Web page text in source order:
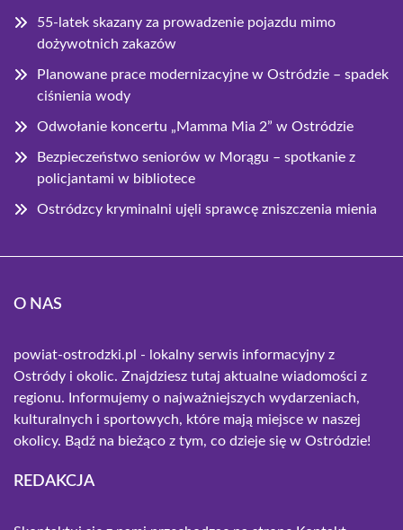
55-latek skazany za prowadzenie pojazdu mimo
dożywotnich zakazów
Planowane prace modernizacyjne w Ostródzie – spadek
ciśnienia wody
Odwołanie koncertu „Mamma Mia 2” w Ostródzie
Bezpieczeństwo seniorów w Morągu – spotkanie z
policjantami w bibliotece
Ostródzcy kryminalni ujęli sprawcę zniszczenia mienia
O NAS
powiat-ostrodzki.pl - lokalny serwis informacyjny z
Ostródy i okolic. Znajdziesz tutaj aktualne wiadomości z
regionu. Informujemy o najważniejszych wydarzeniach,
kulturalnych i sportowych, które mają miejsce w naszej
okolicy. Bądź na bieżąco z tym, co dzieje się w Ostródzie!
REDAKCJA